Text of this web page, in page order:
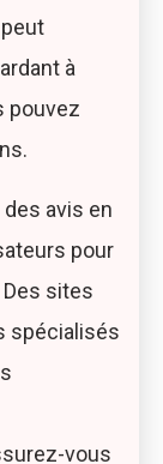
à
pouvez
avis en
pour
sites
spécialisés
vous